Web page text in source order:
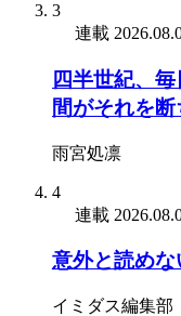
3
連載
四半世紀、
間がそれを
雨宮処凛
4
連載
意外と読めな
イミダス編集部